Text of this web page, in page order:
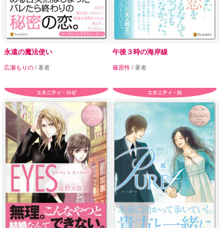
永遠の魔法使い
広瀬もりの / 著者
午後３時の海岸線
篠原怜 / 著者
エタニティ・ロゼ エタニティ・白